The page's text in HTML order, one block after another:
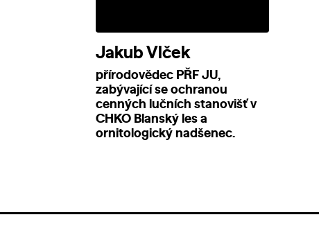
Jakub Vlček
přírodovědec PŘF JU,
zabývající se ochranou
cenných lučních stanovišť v
CHKO Blanský les a
ornitologický nadšenec.